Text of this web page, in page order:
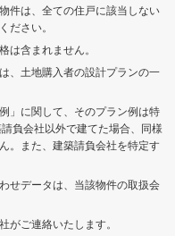
件は、全ての住戸に該当しない
ださい。
は含まれません。
、土地購入者の設計プランの一
」に関して、そのプラン例は特
負会社以外で建てた場合、同様
。また、建築請負会社を特定す
せデータは、当該物件の取扱会
がご連絡いたします。